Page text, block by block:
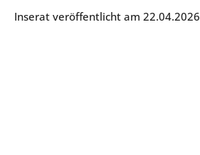
Inserat veröffentlicht am 22.04.2026